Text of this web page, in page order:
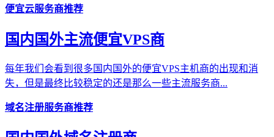
便宜云服务商推荐
国内国外主流便宜VPS商
每年我们会看到很多国内国外的便宜VPS主机商的出现和消
失，但是最终比较稳定的还是那么一些主流服务商...
域名注册服务商推荐